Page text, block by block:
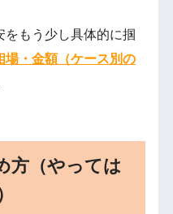
もう少し具体的に掴
場・金額（ケース別の
方（やっては